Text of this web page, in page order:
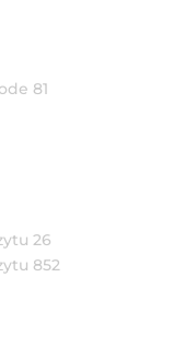
81
26
852